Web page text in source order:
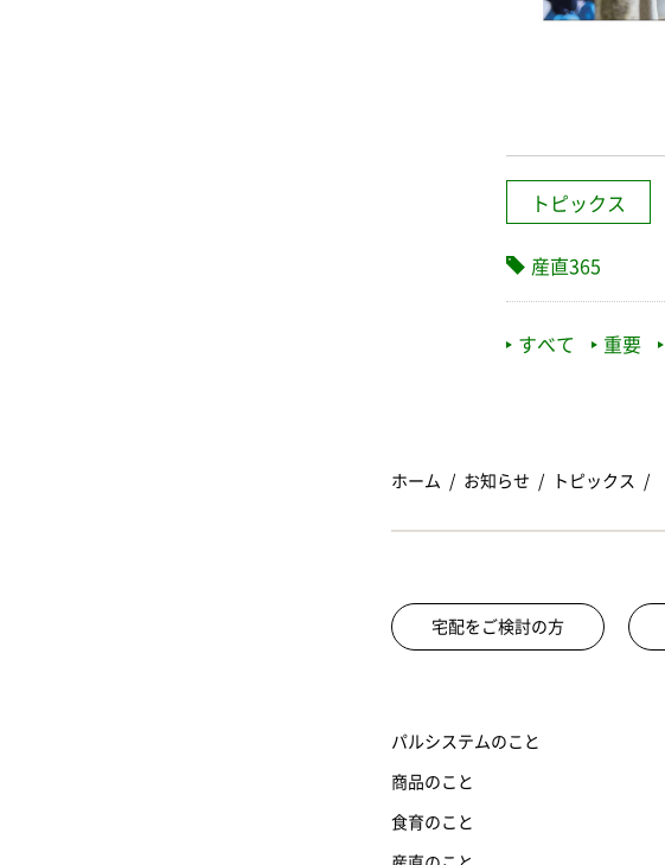
トピックス
産直365
すべて 重要
ホーム お知らせ トピックス
宅配をご検討の方
パルシステムのこと
商品のこと
食育のこと